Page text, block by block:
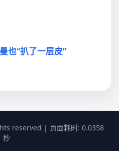
也“扒了一层皮”
reserved | 页面耗时: 0.0358
秒